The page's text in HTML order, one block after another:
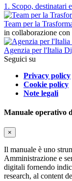
1. Scopo, destinatari
Team per la
in collaborazione con
Agenzia per l'Italia
Seguici su
Privacy policy
Cookie policy
Note legali
Manuale operativo
×
Il manuale è uno
Amministrazione e
digitali fornendo
research, al content